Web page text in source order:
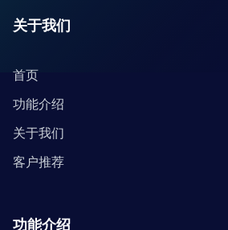
关于我们
首页
功能介绍
关于我们
客户推荐
功能介绍